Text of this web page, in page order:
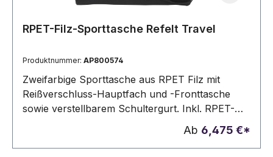
RPET-Filz-Sporttasche Refelt Travel
Produktnummer: AP800574
Zweifarbige Sporttasche aus RPET Filz mit
Reißverschluss-Hauptfach und -Fronttasche
sowie verstellbarem Schultergurt. Inkl. RPET-
Ab 6,475 €*